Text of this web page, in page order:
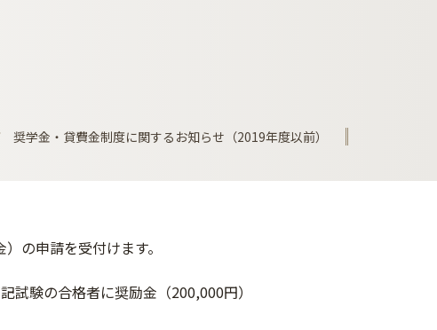
奨学金・貸費金制度に関するお知らせ（2019年度以前）
の申請を受付けます。
の合格者に奨励金（200,000円）